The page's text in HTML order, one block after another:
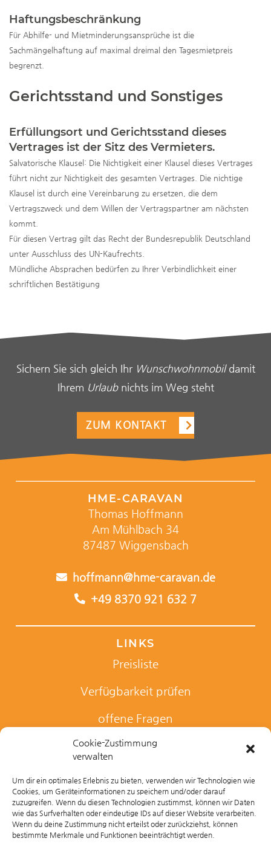
Cookie-Zustimmung
verwalten
Um dir ein optimales Erlebnis zu bieten, verwenden wir Technologien wie
Cookies, um Geräteinformationen zu speichern und/oder darauf
zuzugreifen. Wenn du diesen Technologien zustimmst, können wir Daten
wie das Surfverhalten oder eindeutige IDs auf dieser Website verarbeiten.
Wenn du deine Zustimmung nicht erteilst oder zurückziehst, können
bestimmte Merkmale und Funktionen beeinträchtigt werden.
Haftungsbeschränkung
Für Abhilfe- und Mietminderungsansprüche ist die
Sachmängelhaftung auf maximal dreimal den Tagesmietpreis
begrenzt.
Gerichtsstand und Sonstiges
Erfüllungsort und Gerichtsstand dieses
Vertrages ist der Sitz des Vermieters.
Salvatorische Klausel: Die Nichtigkeit einer Klausel dieses Vertrages
führt nicht zur Nichtigkeit des gesamten Vertrages. Die nichtige
Klausel ist durch eine Vereinbarung zu ersetzen, die dem
Vertragszweck und dem Willen der Vertragspartner am nächsten
kommt.
Für diesen Vertrag gilt das Recht der Bundesrepublik Deutschland
unter Ausschluss des UN-Kaufrechts.
Mündliche Absprachen bedürfen zu Ihrer Verbindlichkeit einer
schriftlichen Bestätigung
Sichern Sie sich gleich Ihr Wunschwohnmobildamit
Ihrem Urlaubnichts im Weg steht
ZUM KONTAKT
HME-CARAVAN
Thomas Hoffmann
Am Mühlbach 34
87487 Wiggensbach
hoffmann@hme-caravan.de
+49 8370 921 632 7
LINKS
Preisliste
Verfügbarkeit prüfen
offene Fragen
Kontaktanfrage
RECHTLICHES
Impressum